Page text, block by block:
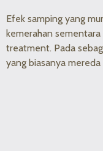
Efek samping yang
kemerahan
treatment. Pada
yang biasanya